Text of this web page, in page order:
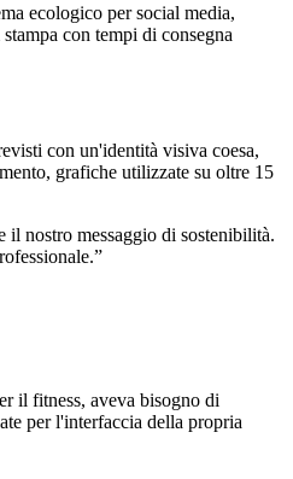
ecologico per social media,
con tempi di consegna
con un'identità visiva coesa,
grafiche utilizzate su oltre 15
il nostro messaggio di sostenibilità.
”
il fitness, aveva bisogno di
per l'interfaccia della propria